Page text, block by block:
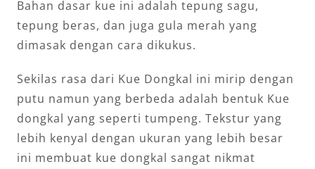
Bahan dasar kue ini adalah tepung sagu,
tepung beras, dan juga gula merah yang
dimasak dengan cara dikukus.
Sekilas rasa dari Kue Dongkal ini mirip dengan
putu namun yang berbeda adalah bentuk Kue
dongkal yang seperti tumpeng. Tekstur yang
lebih kenyal dengan ukuran yang lebih besar
ini membuat kue dongkal sangat nikmat